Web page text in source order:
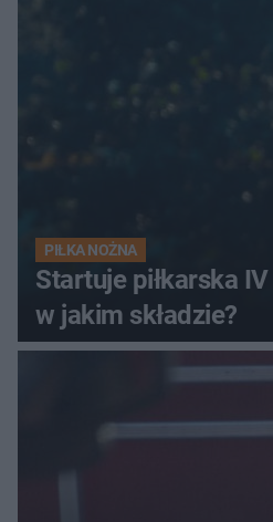
PIŁKA NOŻNA
Startuje piłkarska
w jakim składzie?